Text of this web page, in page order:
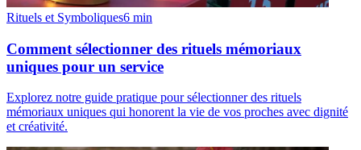
Rituels et Symboliques6 min
Comment sélectionner des rituels mémoriaux
uniques pour un service
Explorez notre guide pratique pour sélectionner des rituels
mémoriaux uniques qui honorent la vie de vos proches avec dignité
et créativité.